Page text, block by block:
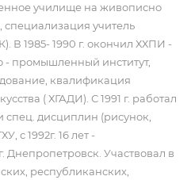
училище на живописно
специализация учитель
В 1985- 1990 г. окончил ХХПИ -
- промышленный институт,
квалификация
( ХГАДИ). С 1991 г. работал
спец. дисциплин (рисунок,
с 1992г. 16 лет -
Участвовал в
республиканских,